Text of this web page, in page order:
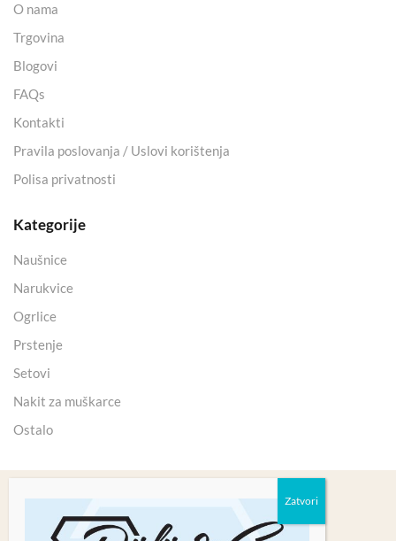
O nama
Trgovina
Blogovi
FAQs
Kontakti
Pravila poslovanja / Uslovi korištenja
Polisa privatnosti
Kategorije
Naušnice
Narukvice
Ogrlice
Prstenje
Setovi
Nakit za muškarce
Ostalo
Copyright 2025 © Kristali Minerali d.o.o